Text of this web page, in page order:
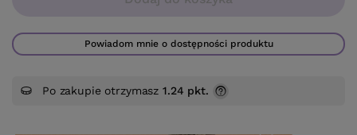
Powiadom mnie o dostępności produktu
Po zakupie otrzymasz1.24 pkt.